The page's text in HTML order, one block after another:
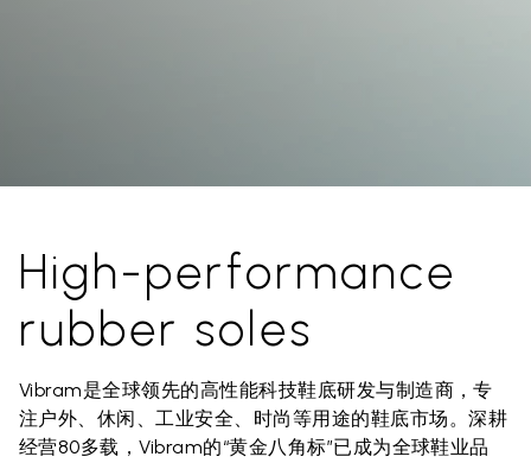
High-performance
rubber soles
Vibram是全球领先的高性能科技鞋底研发与制造商，专
注户外、休闲、工业安全、时尚等用途的鞋底市场。深耕
经营80多载，Vibram的“黄金八角标”已成为全球鞋业品